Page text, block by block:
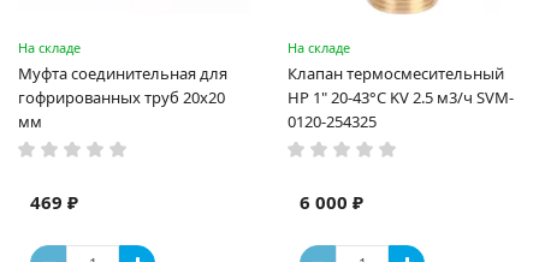
На складе
Муфта соединительная для
гофрированных труб 20х20
мм
469 ₽
На складе
Клапан термосмесительный
НР 1" 20-43°С KV 2.5 м3/ч SVM-
0120-254325
6 000 ₽